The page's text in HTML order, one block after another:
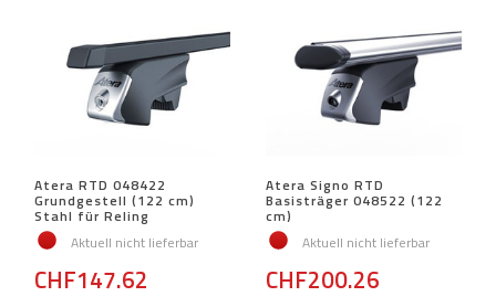
Atera RTD 048422
Grundgestell (122 cm)
Stahl für Reling
Aktuell nicht lieferbar
CHF147.62
Atera Signo RTD
Basisträger 048522 (122
cm)
Aktuell nicht lieferbar
CHF200.26